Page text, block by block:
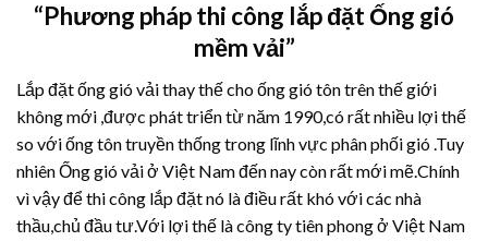
“Phương pháp thi công lắp đặt Ống gió
mềm vải”
Lắp đặt ống gió vải thay thế cho ống gió tôn trên thế giới
không mới ,được phát triển từ năm 1990,có rất nhiều lợi thế
so với ống tôn truyền thống trong lĩnh vực phân phối gió .Tuy
nhiên Ống gió vải ở Việt Nam đến nay còn rất mới mẽ.Chính
vì vậy để thi công lắp đặt nó là điều rất khó với các nhà
thầu,chủ đầu tư.Với lợi thế là công ty tiên phong ở Việt Nam